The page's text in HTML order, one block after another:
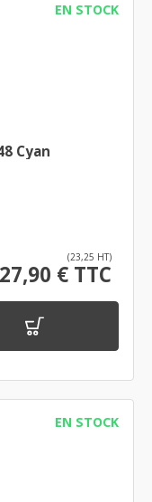
EN STOCK
Cyan
(23,25 HT)
27,90 € TTC
EN STOCK